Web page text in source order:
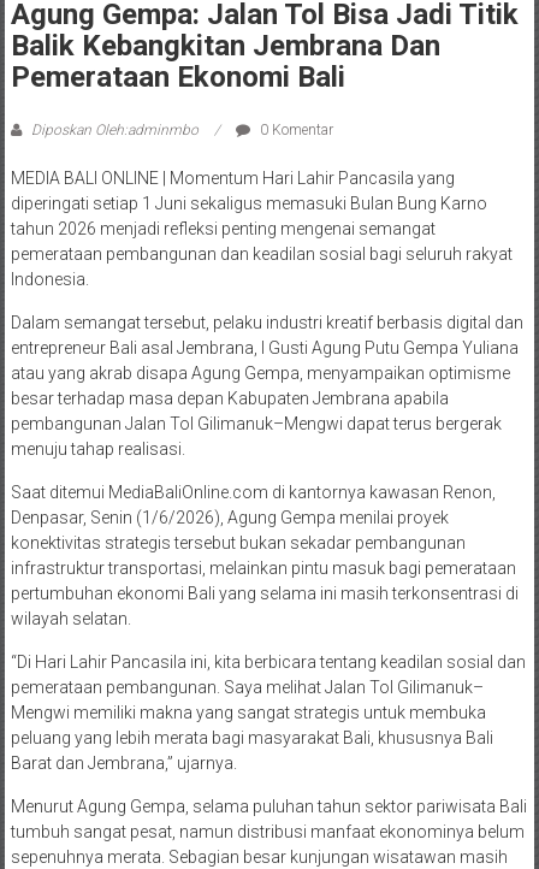
Agung Gempa: Jalan Tol Bisa Jadi Titik
Balik Kebangkitan Jembrana Dan
Pemerataan Ekonomi Bali
Diposkan Oleh:adminmbo 0 Komentar
MEDIA BALI ONLINE | Momentum Hari Lahir Pancasila yang
diperingati setiap 1 Juni sekaligus memasuki Bulan Bung Karno
tahun 2026 menjadi refleksi penting mengenai semangat
pemerataan pembangunan dan keadilan sosial bagi seluruh rakyat
Indonesia.
Dalam semangat tersebut, pelaku industri kreatif berbasis digital dan
entrepreneur Bali asal Jembrana, I Gusti Agung Putu Gempa Yuliana
atau yang akrab disapa Agung Gempa, menyampaikan optimisme
besar terhadap masa depan Kabupaten Jembrana apabila
pembangunan Jalan Tol Gilimanuk–Mengwi dapat terus bergerak
menuju tahap realisasi.
Saat ditemui MediaBaliOnline.com di kantornya kawasan Renon,
Denpasar, Senin (1/6/2026), Agung Gempa menilai proyek
konektivitas strategis tersebut bukan sekadar pembangunan
infrastruktur transportasi, melainkan pintu masuk bagi pemerataan
pertumbuhan ekonomi Bali yang selama ini masih terkonsentrasi di
wilayah selatan.
“Di Hari Lahir Pancasila ini, kita berbicara tentang keadilan sosial dan
pemerataan pembangunan. Saya melihat Jalan Tol Gilimanuk–
Mengwi memiliki makna yang sangat strategis untuk membuka
peluang yang lebih merata bagi masyarakat Bali, khususnya Bali
Barat dan Jembrana,” ujarnya.
Menurut Agung Gempa, selama puluhan tahun sektor pariwisata Bali
tumbuh sangat pesat, namun distribusi manfaat ekonominya belum
sepenuhnya merata. Sebagian besar kunjungan wisatawan masih